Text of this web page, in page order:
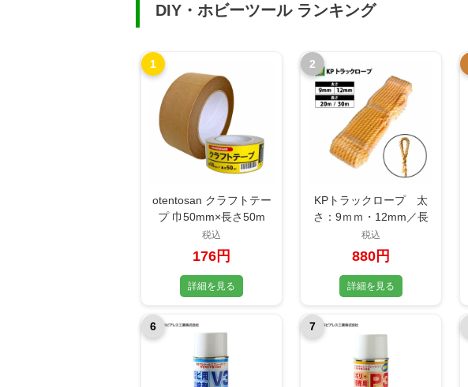
DIY・ホビーツール ランキング
1
otentosan クラフトテー
プ 巾50mm×長さ50m
税込
176円
詳細を見る
2
KPトラックロープ 太
さ：9ｍｍ・12mm／長
さ：20ｍ・30m サイズ
を選択
税込
880円
詳細を見る
6 7